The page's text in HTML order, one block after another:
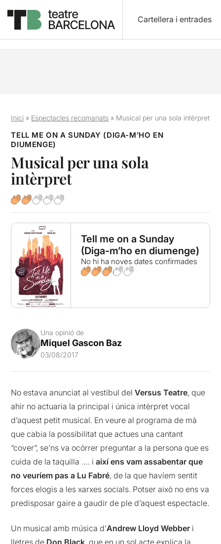
Cartellera i entrades
Inici » Espectacles recomanats » Musical per una sola intèrpret
TELL ME ON A SUNDAY (DIGA-M’HO EN
DIUMENGE)
Musical per una sola
intèrpret
Tell me on a Sunday
(Diga-m’ho en diumenge)
No hi ha noves dates confirmades
Una opinió de
Miquel Gascon Baz
03/08/2017
No estava anunciat al vestíbul delVersus Teatre, que
ahir no actuaria la principal i única intèrpret vocal
d’aquest petit musical. En veure al programa de mà
que cabia la possibilitat que actues una cantant
“cover”, se’ns va ocórrer preguntar a la persona que es
cuida de la taquilla …. iaixí ens vam assabentar que
no veuríem pas a Lu Fabré, de la que havíem sentit
forces elogis a les xarxes socials. Potser això no ens va
predisposar gaire a gaudir de ple d’aquest espectacle.
Un musical amb música d’Andrew Lloyd Webber i
lletres de Don Black, que en un sol acte explica la